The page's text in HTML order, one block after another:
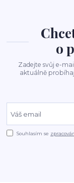
o
Zadejte svůj e-
aktuálně
Souhlasím se